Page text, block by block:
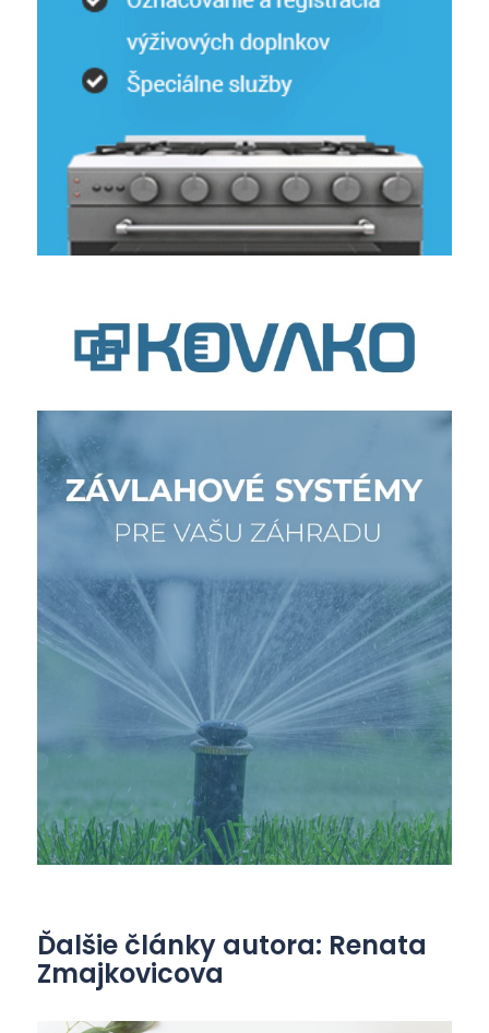
Ďalšie články autora: Renata
Zmajkovicova